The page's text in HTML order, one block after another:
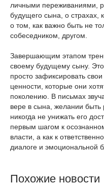
личными переживаниями,
будущего сына, о страхах,
о том, как важно быть не
собеседником, другом.
Завершающим этапом
своему будущему сыну.
просто зафиксировать
ценности, которые они
поколению. В письмах
вере в сына, желании
никогда не унижать его
первым шагом к
власти, а как к
диалоге и эмоциональной
Похожие новости